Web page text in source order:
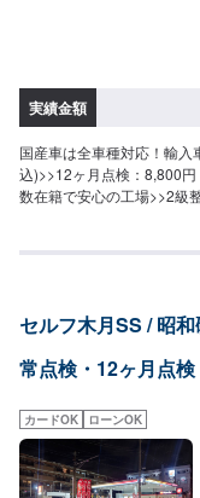
実績金額
国産車は全車種対応！輸
込)>>12ヶ月点検：8,800
数在籍で安心の工場>>2級
点検中にお車が必要な場合
セルフ木月SS / 昭
常点検・12ヶ月点検
カードOK ローンOK